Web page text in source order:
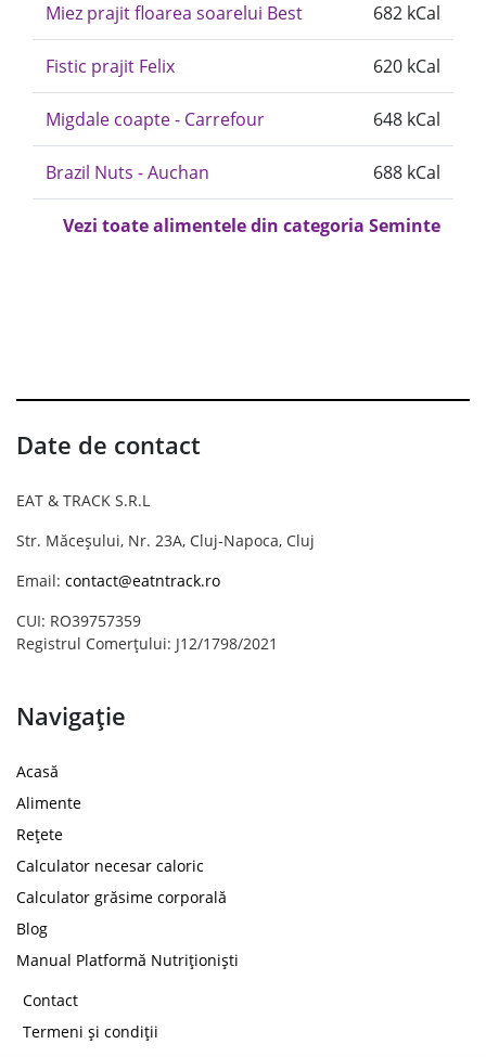
Miez prajit floarea soarelui Best 682 kCal
Fistic prajit Felix 620 kCal
Migdale coapte - Carrefour 648 kCal
Brazil Nuts - Auchan 688 kCal
Vezi toate alimentele din categoria Seminte
Date de contact
EAT & TRACK S.R.L
Str. Măceșului, Nr. 23A, Cluj-Napoca, Cluj
Email: contact@eatntrack.ro
CUI: RO39757359
Registrul Comerțului: J12/1798/2021
Navigație
Acasă
Alimente
Rețete
Calculator necesar caloric
Calculator grăsime corporală
Blog
Manual Platformă Nutriționiști
Contact
Termeni și condiții